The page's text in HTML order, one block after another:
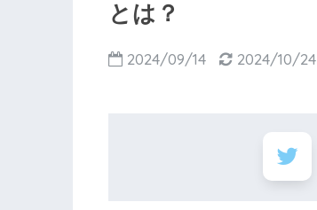
とは？
2024/09/14 2024/10/24